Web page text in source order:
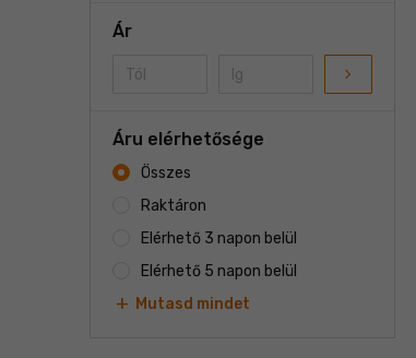
Ár
navigate_next
Áru elérhetősége
Összes
Raktáron
Elérhető 3 napon belül
Elérhető 5 napon belül
add Mutasd mindet